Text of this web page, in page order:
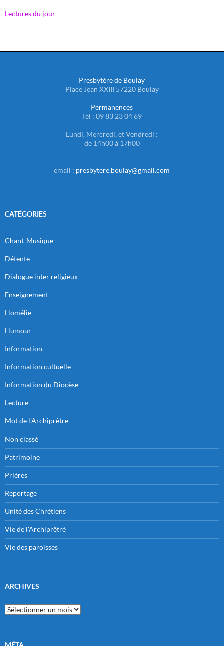
Lectures du jour
Presbytère de Boulay
Place Jean XXIII 57220 Boulay
Permanences
Tel : 09 83 23 04 69
Lundi, Mercredi, et Vendredi :
de 14h00 à 17h00
email : presbytere.boulay@gmail.com
CATÉGORIES
Chant-Musique
Détente
Dialogue inter religieux
Enseignement
Homélie
Humour
Information
Information cultuelle
Information du Diocèse
Lecture
Mot de l'Archiprêtre
Non classé
Patrimoine
Prières
Reportage
Unité des Chrétiens
Vie de l'Archiprêtré
Vie des paroisses
ARCHIVES
Archives